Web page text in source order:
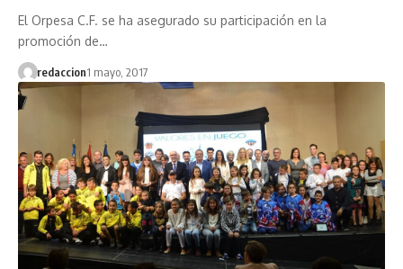
El Orpesa C.F. se ha asegurado su participación en la
promoción de…
redaccion1 mayo, 2017